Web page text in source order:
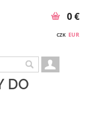
CZK EUR
0 €
DO